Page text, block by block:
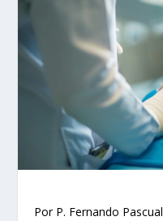
Por P. Fernando Pascual